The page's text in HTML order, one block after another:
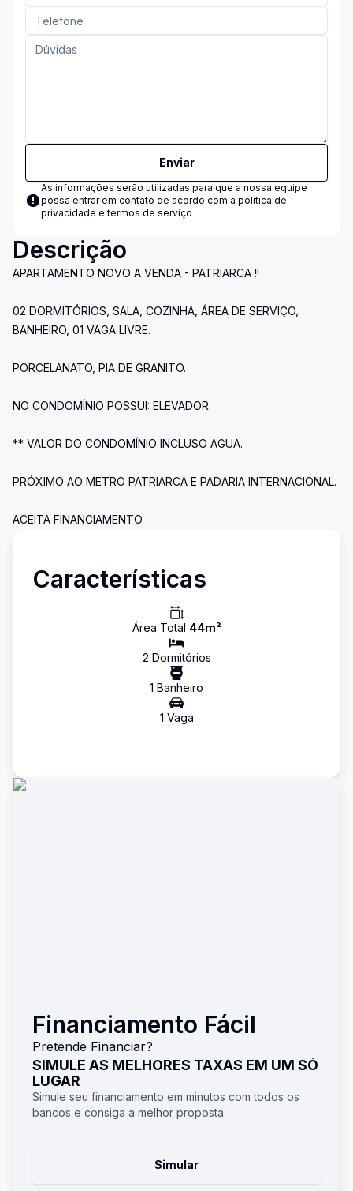
Enviar
As informações serão utilizadas para que a nossa equipe
possa entrar em contato de acordo com a política de
privacidade e termos de serviço
Descrição
APARTAMENTO NOVO A VENDA - PATRIARCA !!
02 DORMITÓRIOS, SALA, COZINHA, ÁREA DE SERVIÇO,
BANHEIRO, 01 VAGA LIVRE.
PORCELANATO, PIA DE GRANITO.
NO CONDOMÍNIO POSSUI: ELEVADOR.
** VALOR DO CONDOMÍNIO INCLUSO AGUA.
PRÓXIMO AO METRO PATRIARCA E PADARIA INTERNACIONAL.
ACEITA FINANCIAMENTO
Características
Área Total 44m²
2 Dormitórios
1 Banheiro
1 Vaga
Financiamento Fácil
Pretende Financiar?
SIMULE AS MELHORES TAXAS EM UM SÓ
LUGAR
Simule seu financiamento em minutos com todos os
bancos e consiga a melhor proposta.
Simular